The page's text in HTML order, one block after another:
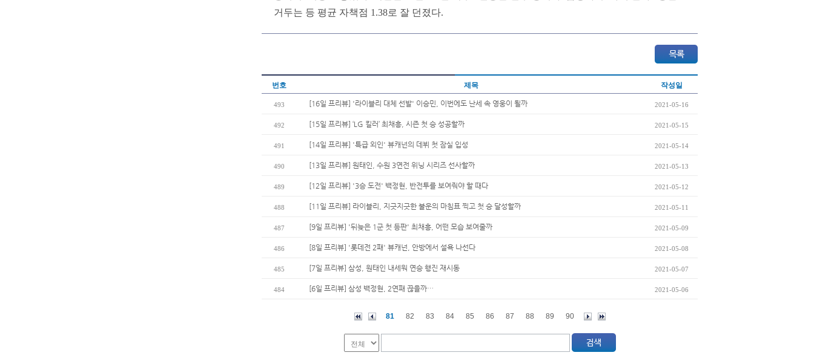
거두는 등 평균 자책점 1.38로 잘 던졌다.
번호 제목 작성일
493 [16일 프리뷰] '라이블리 대체 선발' 이승민, 이번에도 난세 속 영웅이 될까 2021-05-16
492 [15일 프리뷰] ‘LG 킬러’ 최채흥, 시즌 첫 승 성공할까 2021-05-15
491 [14일 프리뷰] '특급 외인' 뷰캐넌의 데뷔 첫 잠실 입성 2021-05-14
490 [13일 프리뷰] 원태인, 수원 3연전 위닝 시리즈 선사할까 2021-05-13
489 [12일 프리뷰] '3승 도전' 백정현, 반전투를 보여줘야 할 때다 2021-05-12
488 [11일 프리뷰] 라이블리, 지긋지긋한 불운의 마침표 찍고 첫 승 달성할까 2021-05-11
487 [9일 프리뷰] '뒤늦은 1군 첫 등판' 최채흥, 어떤 모습 보여줄까 2021-05-09
486 [8일 프리뷰] '롯데전 2패' 뷰캐넌, 안방에서 설욕 나선다 2021-05-08
485 [7일 프리뷰] 삼성, 원태인 내세워 연승 행진 재시동 2021-05-07
484 [6일 프리뷰] 삼성 백정현, 2연패 끊을까… 2021-05-06
81 82 83 84 85 86 87 88 89 90